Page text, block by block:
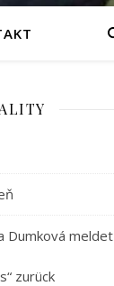
Dumková meldet
zurück